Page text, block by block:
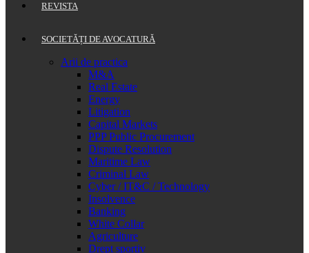
REVISTA
SOCIETĂȚI DE AVOCATURĂ
Arii de practica
M&A
Real Estate
Energy
Litigation
Capital Markets
PPP Public Procurement
Dispute Resolution
Maritime Law
Criminal Law
Cyber / IT&C / Technology
Insolvence
Banking
White Collar
Agriculture
Drept sportiv